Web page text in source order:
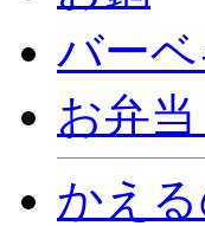
バー
お弁
かえ